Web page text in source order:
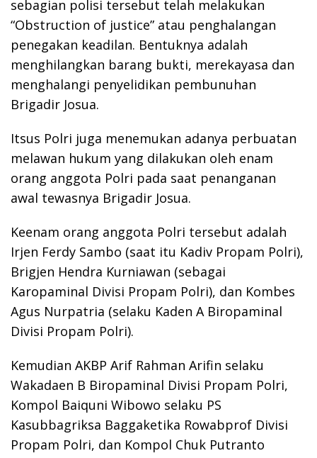
sebagian polisi tersebut telah melakukan
“Obstruction of justice” atau penghalangan
penegakan keadilan. Bentuknya adalah
menghilangkan barang bukti, merekayasa dan
menghalangi penyelidikan pembunuhan
Brigadir Josua.
Itsus Polri juga menemukan adanya perbuatan
melawan hukum yang dilakukan oleh enam
orang anggota Polri pada saat penanganan
awal tewasnya Brigadir Josua.
Keenam orang anggota Polri tersebut adalah
Irjen Ferdy Sambo (saat itu Kadiv Propam Polri),
Brigjen Hendra Kurniawan (sebagai
Karopaminal Divisi Propam Polri), dan Kombes
Agus Nurpatria (selaku Kaden A Biropaminal
Divisi Propam Polri).
Kemudian AKBP Arif Rahman Arifin selaku
Wakadaen B Biropaminal Divisi Propam Polri,
Kompol Baiquni Wibowo selaku PS
Kasubbagriksa Baggaketika Rowabprof Divisi
Propam Polri, dan Kompol Chuk Putranto